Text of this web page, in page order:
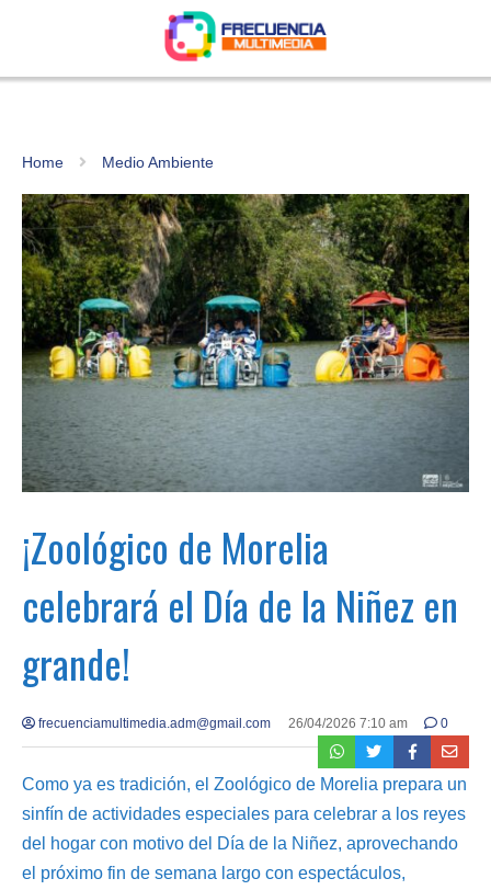
Home Medio Ambiente
¡Zoológico de Morelia
celebrará el Día de la Niñez en
grande!
frecuenciamultimedia.adm@gmail.com 26/04/2026 7:10 am 0
Como ya es tradición, el Zoológico de Morelia prepara un
sinfín de actividades especiales para celebrar a los reyes
del hogar con motivo del Día de la Niñez, aprovechando
el próximo fin de semana largo con espectáculos,